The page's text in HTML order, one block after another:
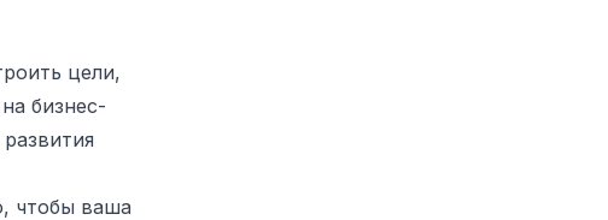
цели,
бизнес-
чтобы ваша